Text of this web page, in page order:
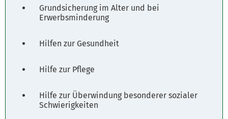
Grundsicherung im Alter und bei
Erwerbsminderung
Hilfen zur Gesundheit
Hilfe zur Pflege
Hilfe zur Überwindung besonderer sozialer
Schwierigkeiten